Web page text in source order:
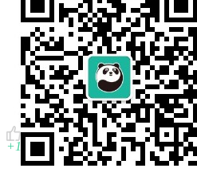
复制链接
+1